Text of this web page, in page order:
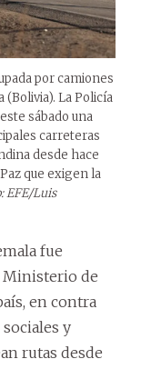
por camiones
(Bolivia). La Policía
sábado una
carreteras
desde hace
que exigen la
EFE/Luis
fue
Ministerio de
en contra
y
rutas desde